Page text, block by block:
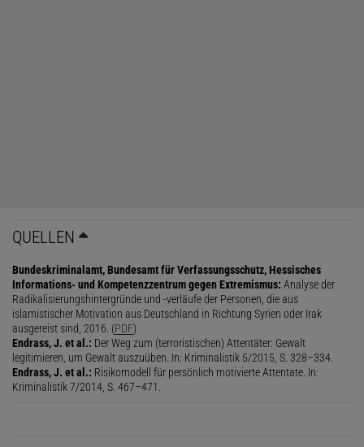
Ansätze für die Risikobewertung zurückzugreifen. Diese Idee
kommt aus der Versicherungsmathematik. Sie funktioniert aber
nur, wenn man Daten zu Tausenden von Personen hat und damit
das wahrscheinliche Verhalten von Tausenden von Personen
erklären will. Im Fall von terroristischen Attentaten haben wir es
allerdings mit äußerst seltenen Phänomenen zu tun, die nur eine
kleine Gruppe von Menschen in Erwägung zieht.
QUELLEN
Bundeskriminalamt, Bundesamt für Verfassungsschutz, Hessisches
Informations- und Kompetenzzentrum gegen Extremismus: Analyse der
Radikalisierungshintergründe und -verläufe der Personen, die aus
islamistischer Motivation aus Deutschland in Richtung Syrien oder Irak
ausgereist sind, 2016. (PDF)
Endrass, J. et al.: Der Weg zum (terroristischen) Attentäter: Gewalt
legitimieren, um Gewalt auszuüben. In: Kriminalistik 5/2015, S. 328–334.
Endrass, J. et al.: Risikomodell für persönlich motivierte Attentate. In:
Kriminalistik 7/2014, S. 467–471.